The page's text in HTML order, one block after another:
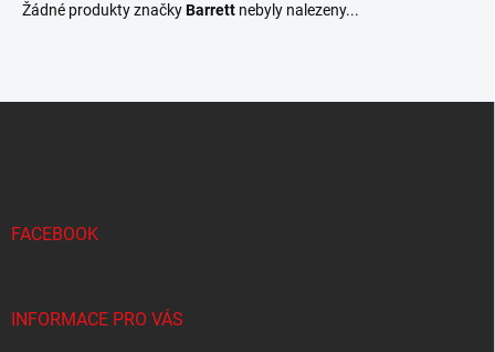
Žádné produkty značkyBarrett nebyly nalezeny...
FACEBOOK
INFORMACE PRO VÁS